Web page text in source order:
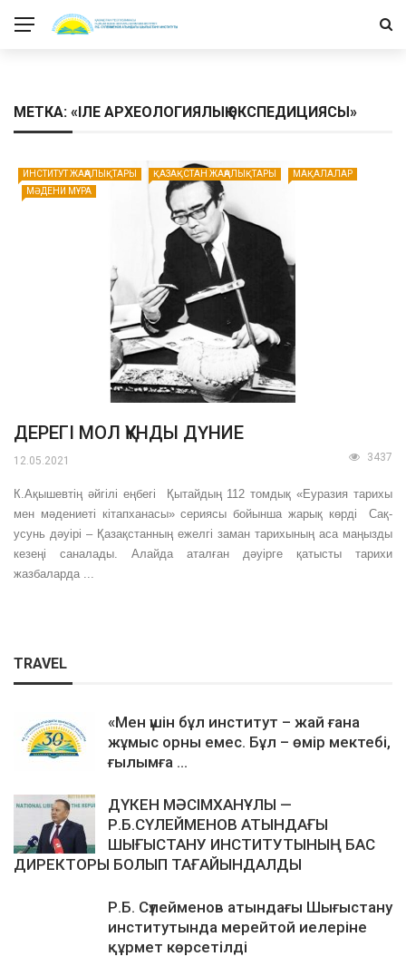
МЕТКА: «ІЛЕ АРХЕОЛОГИЯЛЫҚ ЭКСПЕДИЦИЯСЫ»
ИНСТИТУТ ЖАҢАЛЫҚТАРЫ ҚАЗАҚСТАН ЖАҢАЛЫҚТАРЫ
МАҚАЛАЛАР
МӘДЕНИ МҰРА
ДЕРЕГІ МОЛ ҚҰНДЫ ДҮНИЕ
12.05.2021 3437
К.Ақышевтің әйгілі еңбегі Қытайдың 112 томдық «Еуразия тарихы
мен мәдениеті кітапханасы» сериясы бойынша жарық көрді Сақ-
усунь дәуірі – Қазақстанның ежелгі заман тарихының аса маңызды
кезеңі саналады. Алайда аталған дәуірге қатысты тарихи
жазбаларда ...
TRAVEL
«Мен үшін бұл институт – жай ғана
жұмыс орны емес. Бұл – өмір мектебі,
ғылымға ...
ДҮКЕН МӘСІМХАНҰЛЫ —
Р.Б.СҮЛЕЙМЕНОВ АТЫНДАҒЫ
ШЫҒЫСТАНУ ИНСТИТУТЫНЫҢ БАС
ДИРЕКТОРЫ БОЛЫП ТАҒАЙЫНДАЛДЫ
Р.Б. Сүлейменов атындағы Шығыстану
институтында мерейтой иелеріне
құрмет көрсетілді